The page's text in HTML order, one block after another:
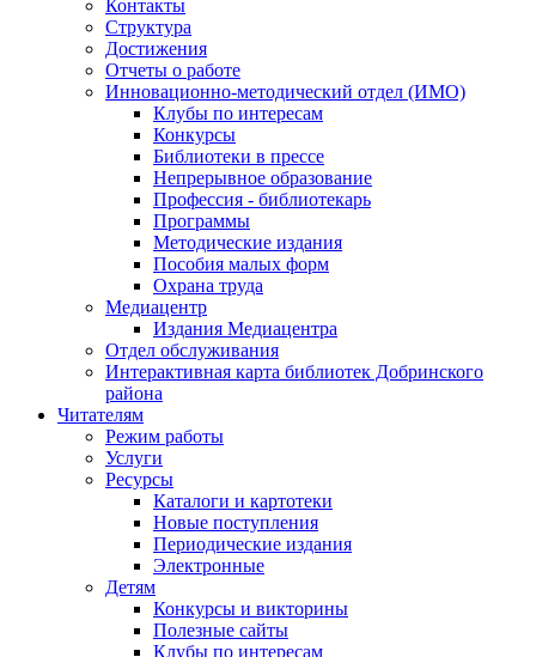
Контакты
Структура
Достижения
Отчеты о работе
Инновационно-методический отдел (ИМО)
Клубы по интересам
Конкурсы
Библиотеки в прессе
Непрерывное образование
Профессия - библиотекарь
Программы
Методические издания
Пособия малых форм
Охрана труда
Медиацентр
Издания Медиацентра
Отдел обслуживания
Интерактивная карта библиотек Добринского
района
Читателям
Режим работы
Услуги
Ресурсы
Каталоги и картотеки
Новые поступления
Периодические издания
Электронные
Детям
Конкурсы и викторины
Полезные сайты
Клубы по интересам